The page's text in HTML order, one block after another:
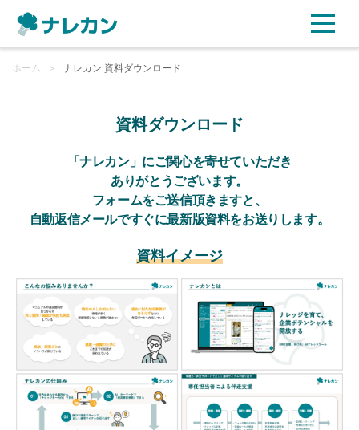
ご利用プラン
ご利用企業様の声
セキュリティ
よくある質問
資料ダウンロード
無料トライアル
ログイン
ホーム ＞ ナレカン 資料ダウンロード
資料ダウンロード
「ナレカン」にご関心を寄せていただき
ありがとうございます。
フォームをご送信頂きますと、
自動返信メールですぐに最新版資料をお送りします。
資料イメージ